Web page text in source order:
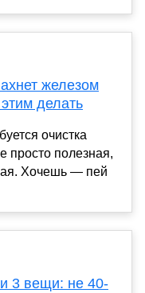
железом
делать
очистка
просто полезная,
Хочешь — пей
3 вещи: не 40-